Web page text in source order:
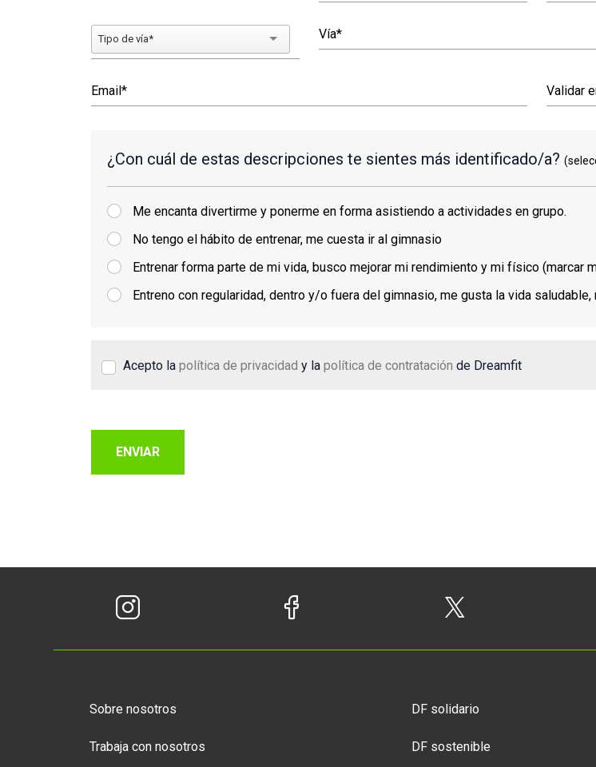
Tipo de vía*
¿Con cuál de estas descripciones te sientes más identificado/a?
Me encanta divertirme y ponerme en forma asistiendo a actividades en grupo.
No tengo el hábito de entrenar, me cuesta ir al gimnasio
Entrenar forma parte de mi vida, busco mejorar mi rendimiento y mi físico (marcar
Entreno con regularidad, dentro y/o fuera del gimnasio, me gusta la vida
Acepto la política de privacidad y la política de contratación de Dreamfit
ENVIAR
Sobre nosotros
Trabaja con nosotros
DF solidario
DF sostenible